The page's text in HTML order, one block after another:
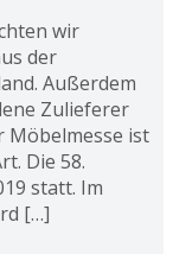
wir
der
Außerdem
Zulieferer
Möbelmesse ist
Die 58.
statt. Im
[…]